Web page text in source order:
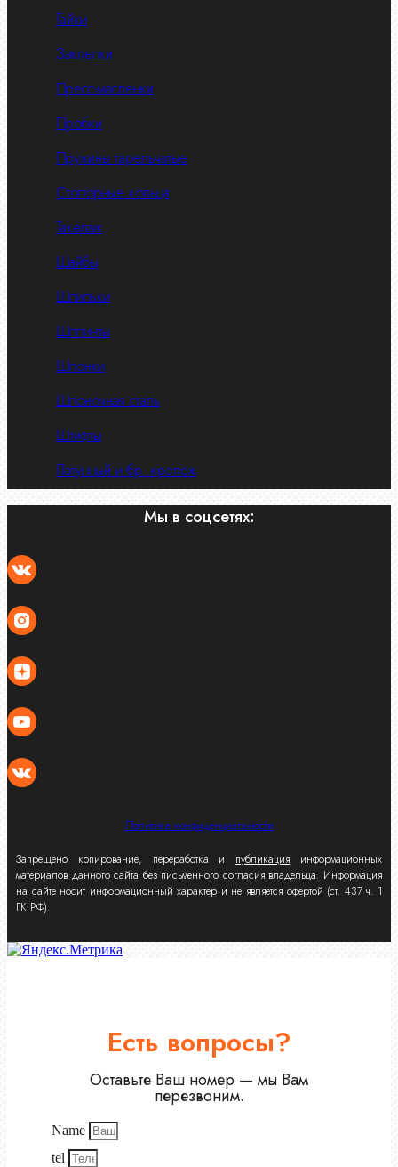
Гайки
Заклепки
Пресс-масленки
Пробки
Пружины тарельчатые
Стопорные кольца
Такелаж
Шайбы
Шпильки
Шплинты
Шпонки
Шпоночная сталь
Штифты
Латунный и бр. крепеж
Мы в соцсетях:
Политика конфиденциальности
Запрещено копирование, переработка и публикация информационных
материалов данного сайта без письменного согласия владельца. Информация
на сайте носит информационный характер и не является офертой (ст. 437 ч. 1
ГК РФ).
Есть вопросы?
Оставьте Ваш номер — мы Вам
перезвоним.
Name
tel